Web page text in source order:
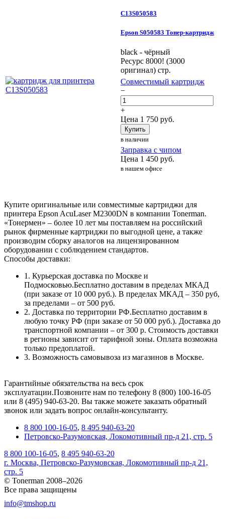
C13S050583
Epson S050583 Тонер-картридж
black - чёрный
Ресурс 8000! (3000
оригинал) стр.
Совместимый картридж
−
+
Цена 1 750 руб.
Купить
в наличии
Заправка с чипом
Цена 1 450 руб.
в нашем офисе
Купите оригинальные или совместимые картриджи для
принтера Epson AcuLaser M2300DN в компании Tonerman.
«Тонермен» – более 10 лет мы поставляем на российский
рынок фирменные картриджи по выгодной цене, а также
производим сборку аналогов на лицензированном
оборудовании с соблюдением стандартов.
Способы доставки:
1. Курьерская доставка по Москве и
Подмосковью.Бесплатно доставим в пределах МКАД
(при заказе от 10 000 руб.). В пределах МКАД – 350 руб,
за пределами – от 500 руб.
2. Доставка по территории РФ.Бесплатно доставим в
любую точку РФ (при заказе от 50 000 руб.). Доставка до
транспортной компании – от 300 р. Стоимость доставки
в регионы зависит от тарифной зоны. Оплата возможна
только предоплатой.
3. Возможность самовывоза из магазинов в Москве.
Гарантийные обязательства на весь срок
эксплуатации.Позвоните нам по телефону 8 (800) 100-16-05
или 8 (495) 940-63-20. Вы также можете заказать обратный
звонок или задать вопрос онлайн-консультанту.
8 800 100-16-05, 8 495 940-63-20
Петровско-Разумовская, Локомотивный пр-д 21, стр. 5
8 800 100-16-05, 8 495 940-63-20
г. Москва, Петровско-Разумовская, Локомотивный пр-д 21,
стр. 5
© Tonerman 2008–2026
Все права защищены
info@tmshop.ru